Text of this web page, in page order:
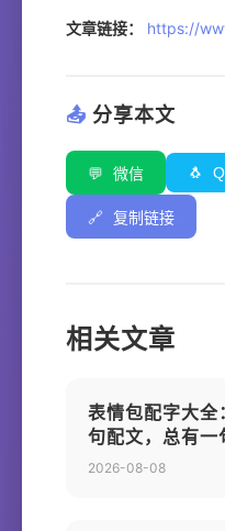
文章链接： https://
📤 分享本文
💬 微信 🐧
🔗 复制链接
相关文章
表情包配字大
句配文，总有一
2026-08-08